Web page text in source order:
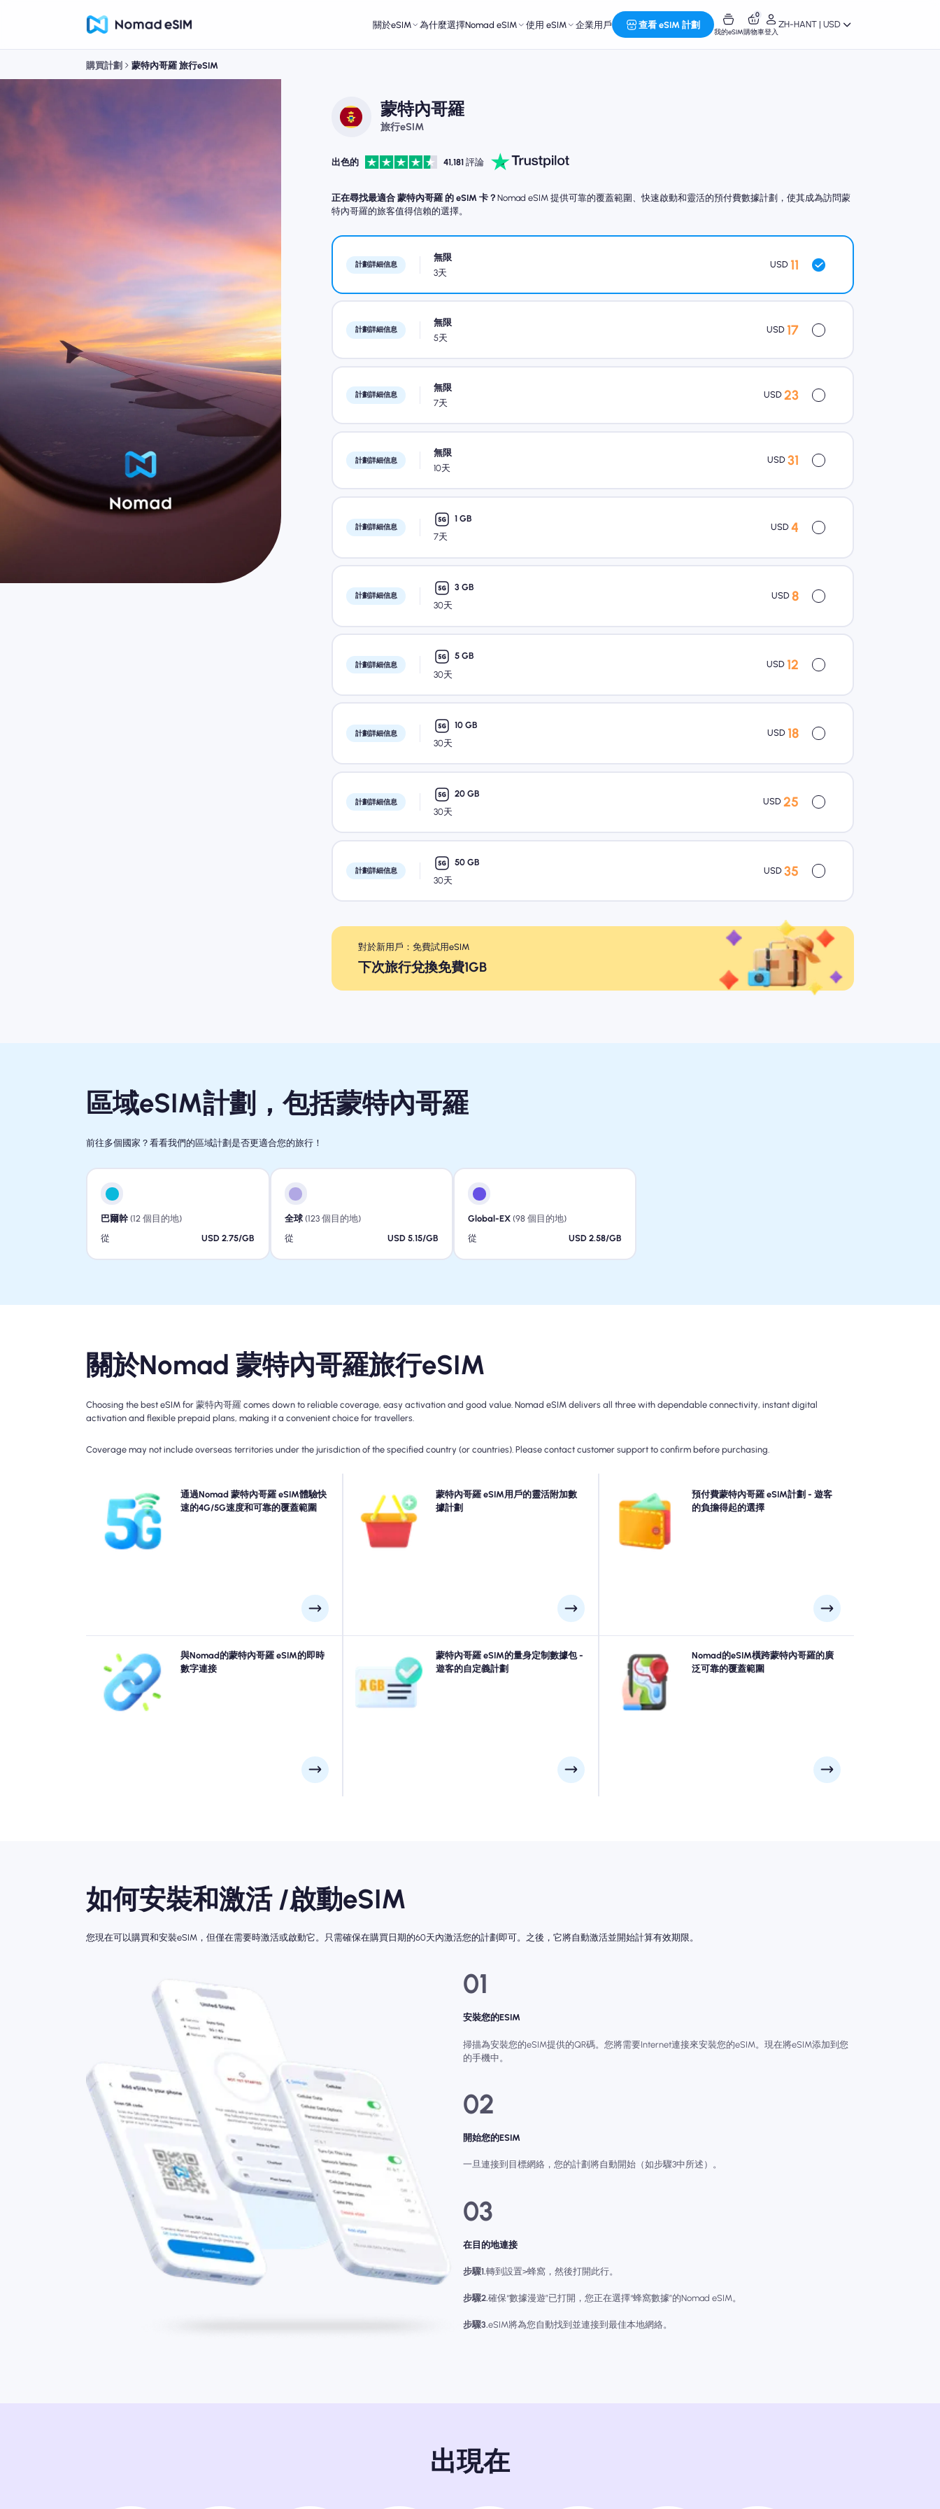
關於eSIM 為什麼選擇Nomad eSIM 使用 eSIM 企業用戶 查看 eSIM 計劃
我的eSIM
0
購物車登入
ZH-HANT | USD
購買計劃 蒙特內哥羅 旅行eSIM
蒙特內哥羅
旅行eSIM
出色的 41,181 評論
正在尋找最適合 蒙特內哥羅 的 eSIM 卡？ Nomad eSIM 提供可靠的覆蓋範圍、快速啟動和靈活的預付費數據計劃，使其成為訪問蒙
特內哥羅的旅客值得信賴的選擇。
計劃詳細信息
無限
3天
USD 11
計劃詳細信息
無限
5天
USD 17
計劃詳細信息
無限
7天
USD 23
計劃詳細信息
無限
10天
USD 31
計劃詳細信息
1 GB
7天
USD 4
計劃詳細信息
3 GB
30天
USD 8
計劃詳細信息
5 GB
30天
USD 12
計劃詳細信息
10 GB
30天
USD 18
計劃詳細信息
20 GB
30天
USD 25
計劃詳細信息
50 GB
30天
USD 35
對於新用戶：免費試用eSIM
下次旅行兌換免費1GB
區域eSIM計劃，包括蒙特內哥羅
前往多個國家？看看我們的區域計劃是否更適合您的旅行！
巴爾幹 (12 個目的地)
從
USD 2.75/GB
全球(123 個目的地)
從
USD 5.15/GB
Global-EX (98 個目的地)
從
USD 2.58/GB
關於Nomad 蒙特內哥羅旅行eSIM
Choosing the best eSIM for 蒙特內哥羅 comes down to reliable coverage, easy activation and good value. Nomad eSIM delivers all three with dependable connectivity, instant digital
activation and flexible prepaid plans, making it a convenient choice for travellers.
Coverage may not include overseas territories under the jurisdiction of the specified country (or countries). Please contact customer support to confirm before purchasing.
通過Nomad 蒙特內哥羅 eSIM體驗快
速的4G/5G速度和可靠的覆蓋範圍
經驗與Nomad的蒙特內哥羅旅行eSIM的連接性燃燒 - 快
速5G, 4G。請檢查您的計劃詳細信息，以了解特定的網絡
可用性和速度，因為覆蓋範圍可能因一天中的位置和時間
蒙特內哥羅 eSIM用戶的靈活附加數
據計劃
需要更多數據還是擴展您的計劃？只需在您的蒙特內哥羅
eSIM上購買一個附加組件即可繼續享受無縫的5G/4G連
接。當您的初始計劃到期時，您的附加組件會自動啟動您
預付費蒙特內哥羅 eSIM計劃 - 遊客
的負擔得起的選擇
選擇我們的預付費蒙特內哥羅 eSIM計劃，以無憂的
4G/5G連接。預先付款，以避免旅行後的計費驚喜，並保
與Nomad的蒙特內哥羅 eSIM的即時
數字連接
跳過排隊，忘記物理SIM卡。從您的設備中立即激活您的
Nomad 蒙特內哥羅 eSIM，以進行快速4G/5G連接。到達
機場時，請在沒有任何麻煩或延誤的情況下上線。
蒙特內哥羅 eSIM的量身定制數據包 -
遊客的自定義計劃
前往科托爾, 蒂瓦特, 採蒂涅或蒙特內哥羅中的任何地方？
從我們的蒙特內哥羅 eSIM數據軟件包中進行選擇，旨在
適合所有需求，並具有無縫的4G/5G連接性。我們的一些
eSIM需要手動激活，請檢查您的安裝電子郵件以確保。
Nomad的eSIM橫跨蒙特內哥羅的廣
泛可靠的覆蓋範圍
使用Nomad's 蒙特內哥羅 eSIM充滿信心地探索蒙特內哥
羅，從科托爾, 蒂瓦特, 採蒂涅到遠程風景景點等主要城市
提供可靠的4G/5G覆蓋範圍。無論冒險將您帶到哪裡，請
如何安裝和激活 /啟動eSIM
您現在可以購買和安裝eSIM，但僅在需要時激活或啟動它。只需確保在購買日期的60天內激活您的計劃即可。之後，它將自動激活並開始計算有效期限。
01
安裝您的ESIM
掃描為安裝您的eSIM提供的QR碼。您將需要Internet連接來安裝您的eSIM。現在將eSIM添加到您
的手機中。
02
開始您的ESIM
一旦連接到目標網絡，您的計劃將自動開始（如步驟3中所述）。
03
在目的地連接
步驟1.轉到設置>蜂窩，然後打開此行。
步驟2.確保“數據漫遊”已打開，您正在選擇“蜂窩數據”的Nomad eSIM。
步驟3.eSIM將為您自動找到並連接到最佳本地網絡。
出現在